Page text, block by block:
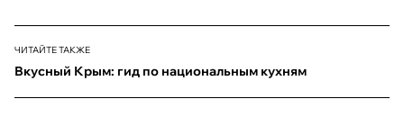
ЧИТАЙТЕ ТАКЖЕ
Вкусный Крым: гид по национальным кухням